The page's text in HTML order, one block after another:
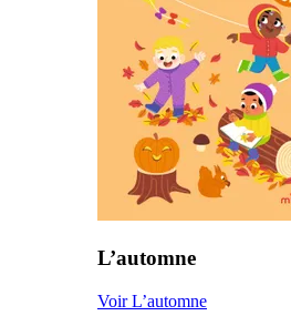
L’automne
Voir L’automne